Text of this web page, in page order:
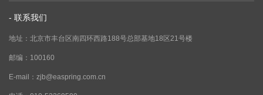
- 联系我们
地址：北京市丰台区南四环西路188号总部基地18区21号楼
邮编：100160
E-mail：zjb@easpring.com.cn